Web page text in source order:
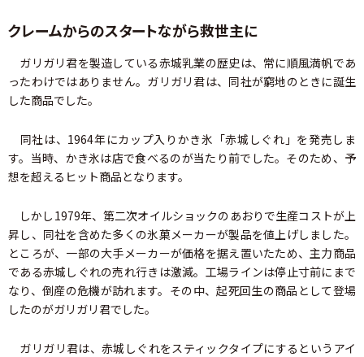
クレームからのスタートながら救世主に
ガリガリ君を製造している赤城乳業の歴史は、常に順風満帆であ
ったわけではありません。ガリガリ君は、同社が窮地のときに誕生
した商品でした。
同社は、1964年にカップ入りかき氷「赤城しぐれ」を発売しま
す。当時、かき氷は店で食べるのが当たり前でした。そのため、予
想を超えるヒット商品となります。
しかし1979年、第二次オイルショックのあおりで生産コストが上
昇し、同社を含めた多くの氷菓メーカーが製品を値上げしました。
ところが、一部の大手メーカーが価格を据え置いたため、主力商品
である赤城しぐれの売れ行きは激減。工場ラインは停止寸前にまで
なり、倒産の危機が訪れます。その中、起死回生の商品として登場
したのがガリガリ君でした。
ガリガリ君は、赤城しぐれをスティックタイプにするというアイ